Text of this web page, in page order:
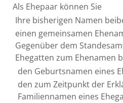
Als Ehepaar können Sie
Ihre bisherigen Namen
einen gemeinsamen
Gegenüber dem
Ehegatten zum Ehenamen
den Geburtsnamen eines
den zum Zeitpunkt der
Familiennamen eines